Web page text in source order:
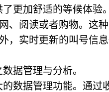
更加舒适的等候体
、阅读或者购物。这
，实时更新的叫号信
数据管理与分析。
数据管理功能。通